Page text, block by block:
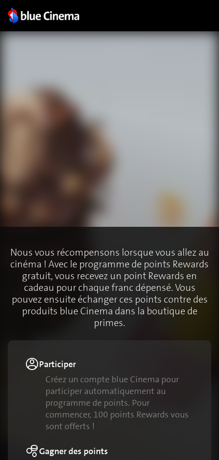
Nous vous récompensons lorsque vous allez au
cinéma ! Avec le programme de points Rewards
gratuit, vous recevez un point Rewards en
cadeau pour chaque franc dépensé. Vous
pouvez ensuite échanger ces points contre des
produits blue Cinema dans la boutique de
primes.
Participer
Créez un compte blue Cinema pour
participer automatiquement au
programme de points. Pour
commencer, 100 points Rewards vous
sont offerts !
Gagner des points